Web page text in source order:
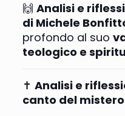
🙌 Analisi e
di Michele
profondo al suo
teologico e
✝️ Analisi e
canto del mistero